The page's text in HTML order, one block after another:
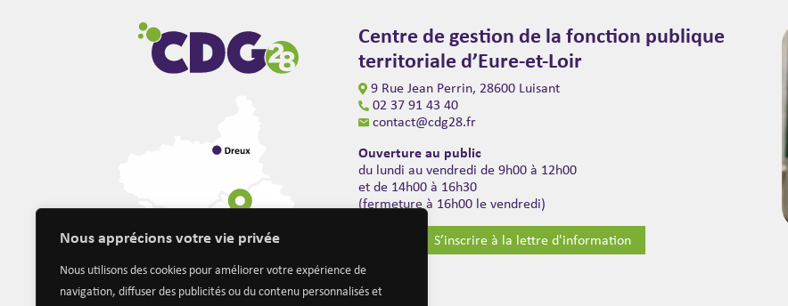
Nous apprécions votre vie privée
Nous utilisons des cookies pour améliorer votre expérience de
navigation, diffuser des publicités ou du contenu personnalisés et
Centre de gestion de la fonction publique
territoriale d’Eure-et-Loir
9 Rue Jean Perrin, 28600 Luisant
02 37 91 43 40
contact@cdg28.fr
Ouverture au public
du lundi au vendredi de 9h00 à 12h00
et de 14h00 à 16h30
(fermeture à 16h00 le vendredi)
S’inscrire à la lettre d'information